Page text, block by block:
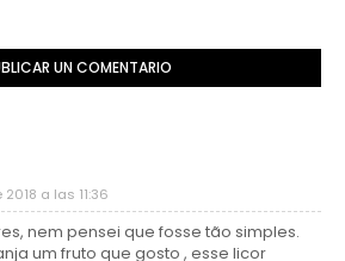
UN COMENTARIO
a las 11:36
nem pensei que fosse tão simples.
um fruto que gosto , esse licor